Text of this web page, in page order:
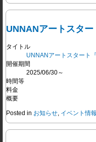
UNNANアートスター
タイトル
UNNANアートスタート
開催期間
2025/06/30～
時間等
料金
概要
Posted in お知らせ イベント情報